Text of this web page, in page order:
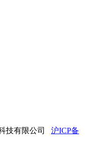
技有限公司 沪ICP备